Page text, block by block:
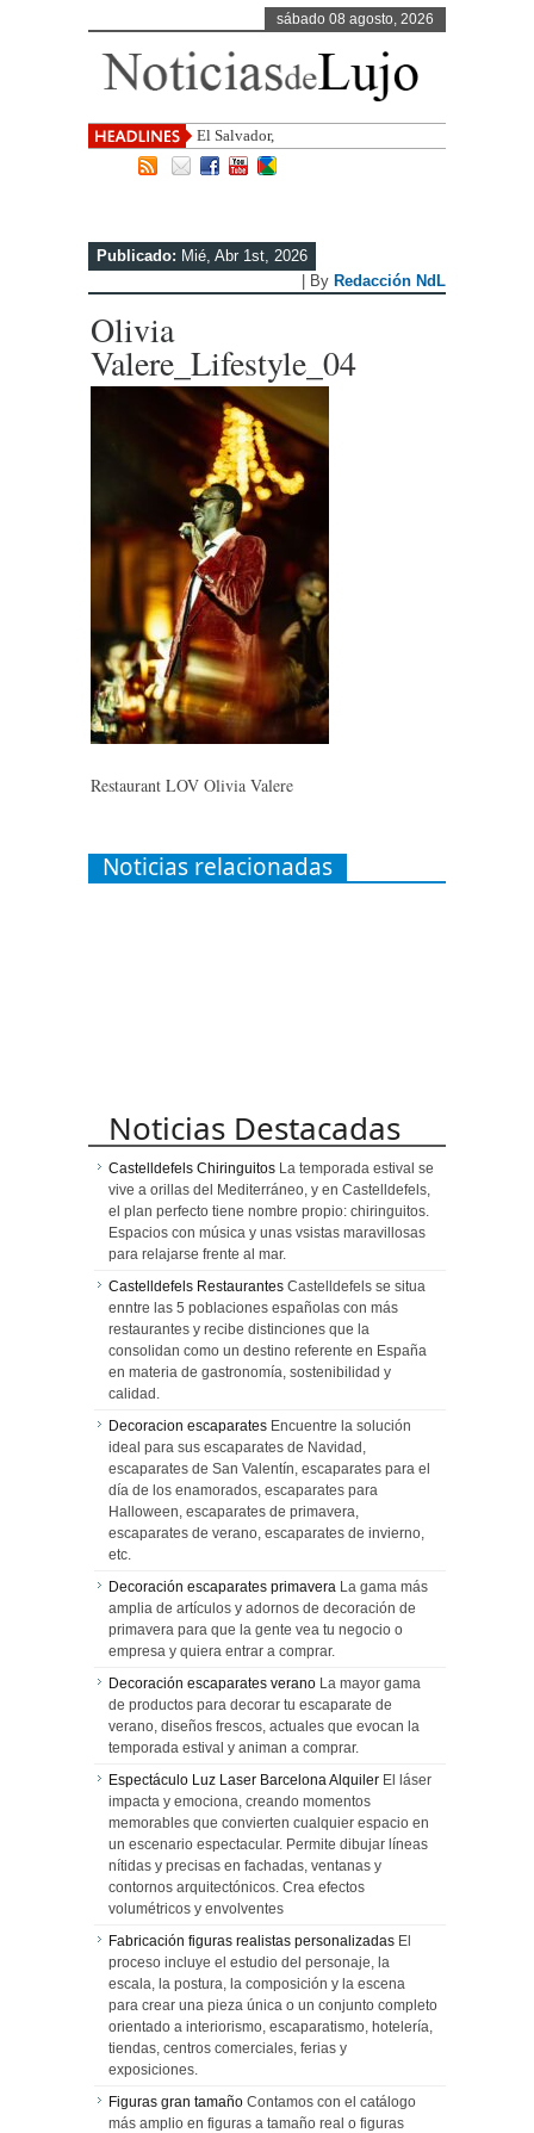
sábado 08 agosto, 2026
El Salvador, uno de los destinos co
Publicado: Mié, Abr 1st, 2026
| By Redacción NdL
Olivia
Valere_Lifestyle_04
Restaurant LOV Olivia Valere
Noticias relacionadas
Noticias Destacadas
Castelldefels Chiringuitos La temporada estival se
vive a orillas del Mediterráneo, y en Castelldefels,
el plan perfecto tiene nombre propio: chiringuitos.
Espacios con música y unas vsistas maravillosas
para relajarse frente al mar.
Castelldefels Restaurantes Castelldefels se situa
enntre las 5 poblaciones españolas con más
restaurantes y recibe distinciones que la
consolidan como un destino referente en España
en materia de gastronomía, sostenibilidad y
calidad.
Decoracion escaparates Encuentre la solución
ideal para sus escaparates de Navidad,
escaparates de San Valentín, escaparates para el
día de los enamorados, escaparates para
Halloween, escaparates de primavera,
escaparates de verano, escaparates de invierno,
etc.
Decoración escaparates primavera La gama más
amplia de artículos y adornos de decoración de
primavera para que la gente vea tu negocio o
empresa y quiera entrar a comprar.
Decoración escaparates verano La mayor gama
de productos para decorar tu escaparate de
verano, diseños frescos, actuales que evocan la
temporada estival y animan a comprar.
Espectáculo Luz Laser Barcelona Alquiler El láser
impacta y emociona, creando momentos
memorables que convierten cualquier espacio en
un escenario espectacular. Permite dibujar líneas
nítidas y precisas en fachadas, ventanas y
contornos arquitectónicos. Crea efectos
volumétricos y envolventes
Fabricación figuras realistas personalizadas El
proceso incluye el estudio del personaje, la
escala, la postura, la composición y la escena
para crear una pieza única o un conjunto completo
orientado a interiorismo, escaparatismo, hotelería,
tiendas, centros comerciales, ferias y
exposiciones.
Figuras gran tamaño Contamos con el catálogo
más amplio en figuras a tamaño real o figuras